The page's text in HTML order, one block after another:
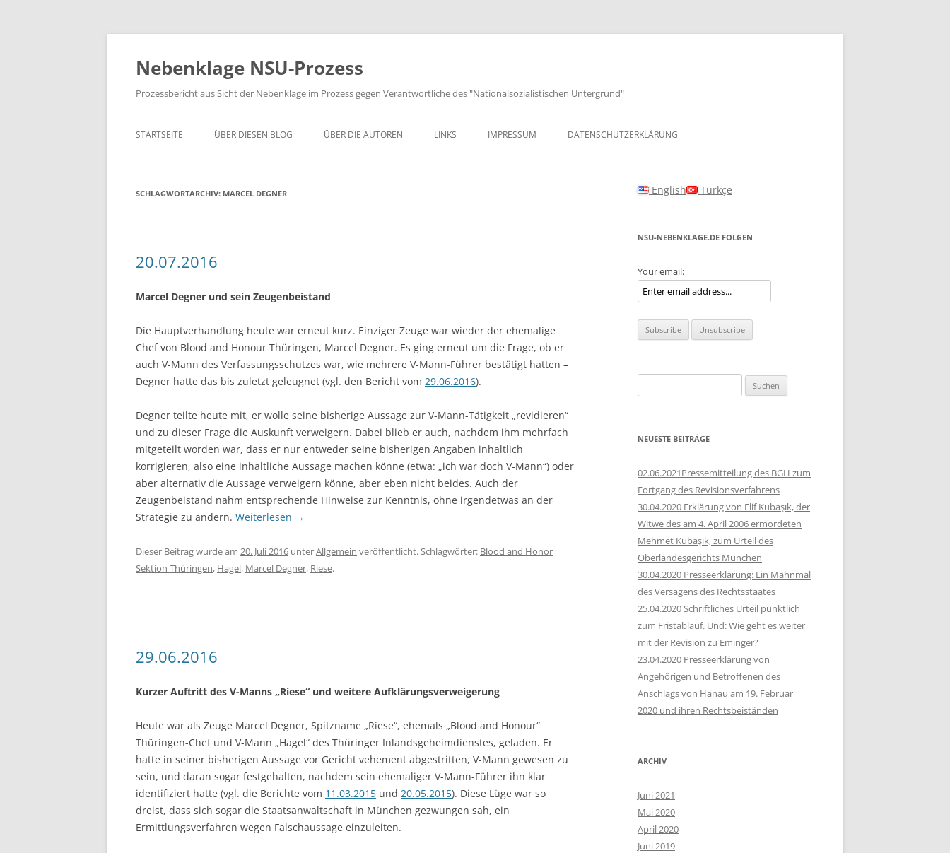
Zum
springen
Nebenklage NSU-Prozess
Prozessbericht aus Sicht der Nebenklage im Prozess gegen Verantwortliche des "Nationalsozialistischen Untergrund"
STARTSEITE ÜBER DIESEN BLOG ÜBER DIE AUTOREN LINKS IMPRESSUM DATENSCHUTZERKLÄRUNG
SCHLAGWORTARCHIV: MARCEL DEGNER
20.07.2016
Marcel Degner und sein Zeugenbeistand
Die Hauptverhandlung heute war erneut kurz. Einziger Zeuge war wieder der ehemalige
Chef von Blood and Honour Thüringen, Marcel Degner. Es ging erneut um die Frage, ob er
auch V-Mann des Verfassungsschutzes war, wie mehrere V-Mann-Führer bestätigt hatten –
Degner hatte das bis zuletzt geleugnet (vgl. den Bericht vom 29.06.2016).
Degner teilte heute mit, er wolle seine bisherige Aussage zur V-Mann-Tätigkeit „revidieren“
und zu dieser Frage die Auskunft verweigern. Dabei blieb er auch, nachdem ihm mehrfach
mitgeteilt worden war, dass er nur entweder seine bisherigen Angaben inhaltlich
korrigieren, also eine inhaltliche Aussage machen könne (etwa: „ich war doch V-Mann“) oder
aber alternativ die Aussage verweigern könne, aber eben nicht beides. Auch der
Zeugenbeistand nahm entsprechende Hinweise zur Kenntnis, ohne irgendetwas an der
Strategie zu ändern. Weiterlesen →
Dieser Beitrag wurde am 20. Juli 2016 unterAllgemein veröffentlicht. Schlagwörter: Blood and Honor
Sektion Thüringen, Hagel, Marcel Degner, Riese.
29.06.2016
Kurzer Auftritt des V-Manns „Riese“ und weitere Aufklärungsverweigerung
Heute war als Zeuge Marcel Degner, Spitzname „Riese“, ehemals „Blood and Honour“
Thüringen-Chef und V-Mann „Hagel“ des Thüringer Inlandsgeheimdienstes, geladen. Er
hatte in seiner bisherigen Aussage vor Gericht vehement abgestritten, V-Mann gewesen zu
sein, und daran sogar festgehalten, nachdem sein ehemaliger V-Mann-Führer ihn klar
identifiziert hatte (vgl. die Berichte vom 11.03.2015 und 20.05.2015). Diese Lüge war so
dreist, dass sich sogar die Staatsanwaltschaft in München gezwungen sah, ein
Ermittlungsverfahren wegen Falschaussage einzuleiten.
English Türkçe
NSU-NEBENKLAGE.DE FOLGEN
Your email:
nach:
NEUESTE BEITRÄGE
02.06.2021Pressemitteilung des BGH zum
Fortgang des Revisionsverfahrens
30.04.2020 Erklärung von Elif Kubaşık, der
Witwe des am 4. April 2006 ermordeten
Mehmet Kubaşık, zum Urteil des
Oberlandesgerichts München
30.04.2020 Presseerklärung: Ein Mahnmal
des Versagens des Rechtsstaates
25.04.2020 Schriftliches Urteil pünktlich
zum Fristablauf. Und: Wie geht es weiter
mit der Revision zu Eminger?
23.04.2020 Presseerklärung von
Angehörigen und Betroffenen des
Anschlags von Hanau am 19. Februar
2020 und ihren Rechtsbeiständen
ARCHIV
Juni 2021
Mai 2020
April 2020
Juni 2019